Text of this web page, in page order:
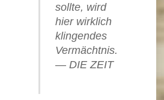
sollte, wird
hier wirklich
klingendes
Vermächtnis.
— DIE ZEIT